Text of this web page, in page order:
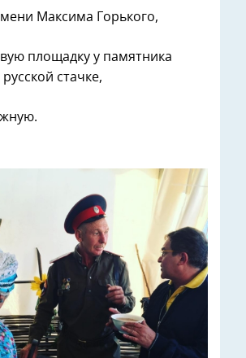
Максима Горького,
площадку у памятника
стачке,